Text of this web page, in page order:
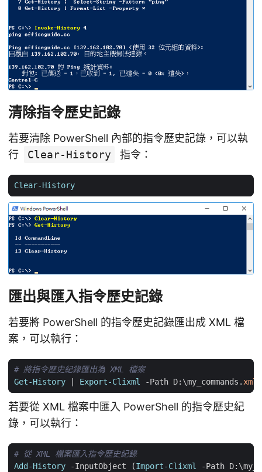
清除指令歷史記錄
若要清除 PowerShell 內部的指令歷史記錄，可以執
行
Clear-History 指令：
Clear-History
匯出與匯入指令歷史記錄
若要將 PowerShell 的指令歷史記錄匯出成 XML 檔
案，可以執行：
# 將指令歷史紀錄匯出為 XML 檔案
Get-History
Export-Clixml -Path D: \my_commands .xml
若要從 XML 檔案中匯入 PowerShell 的指令歷史紀
錄，可以執行：
# 從 XML 檔案匯入指令歷史紀錄
Add-History
-InputObject (Import-Clixml -Path D: \